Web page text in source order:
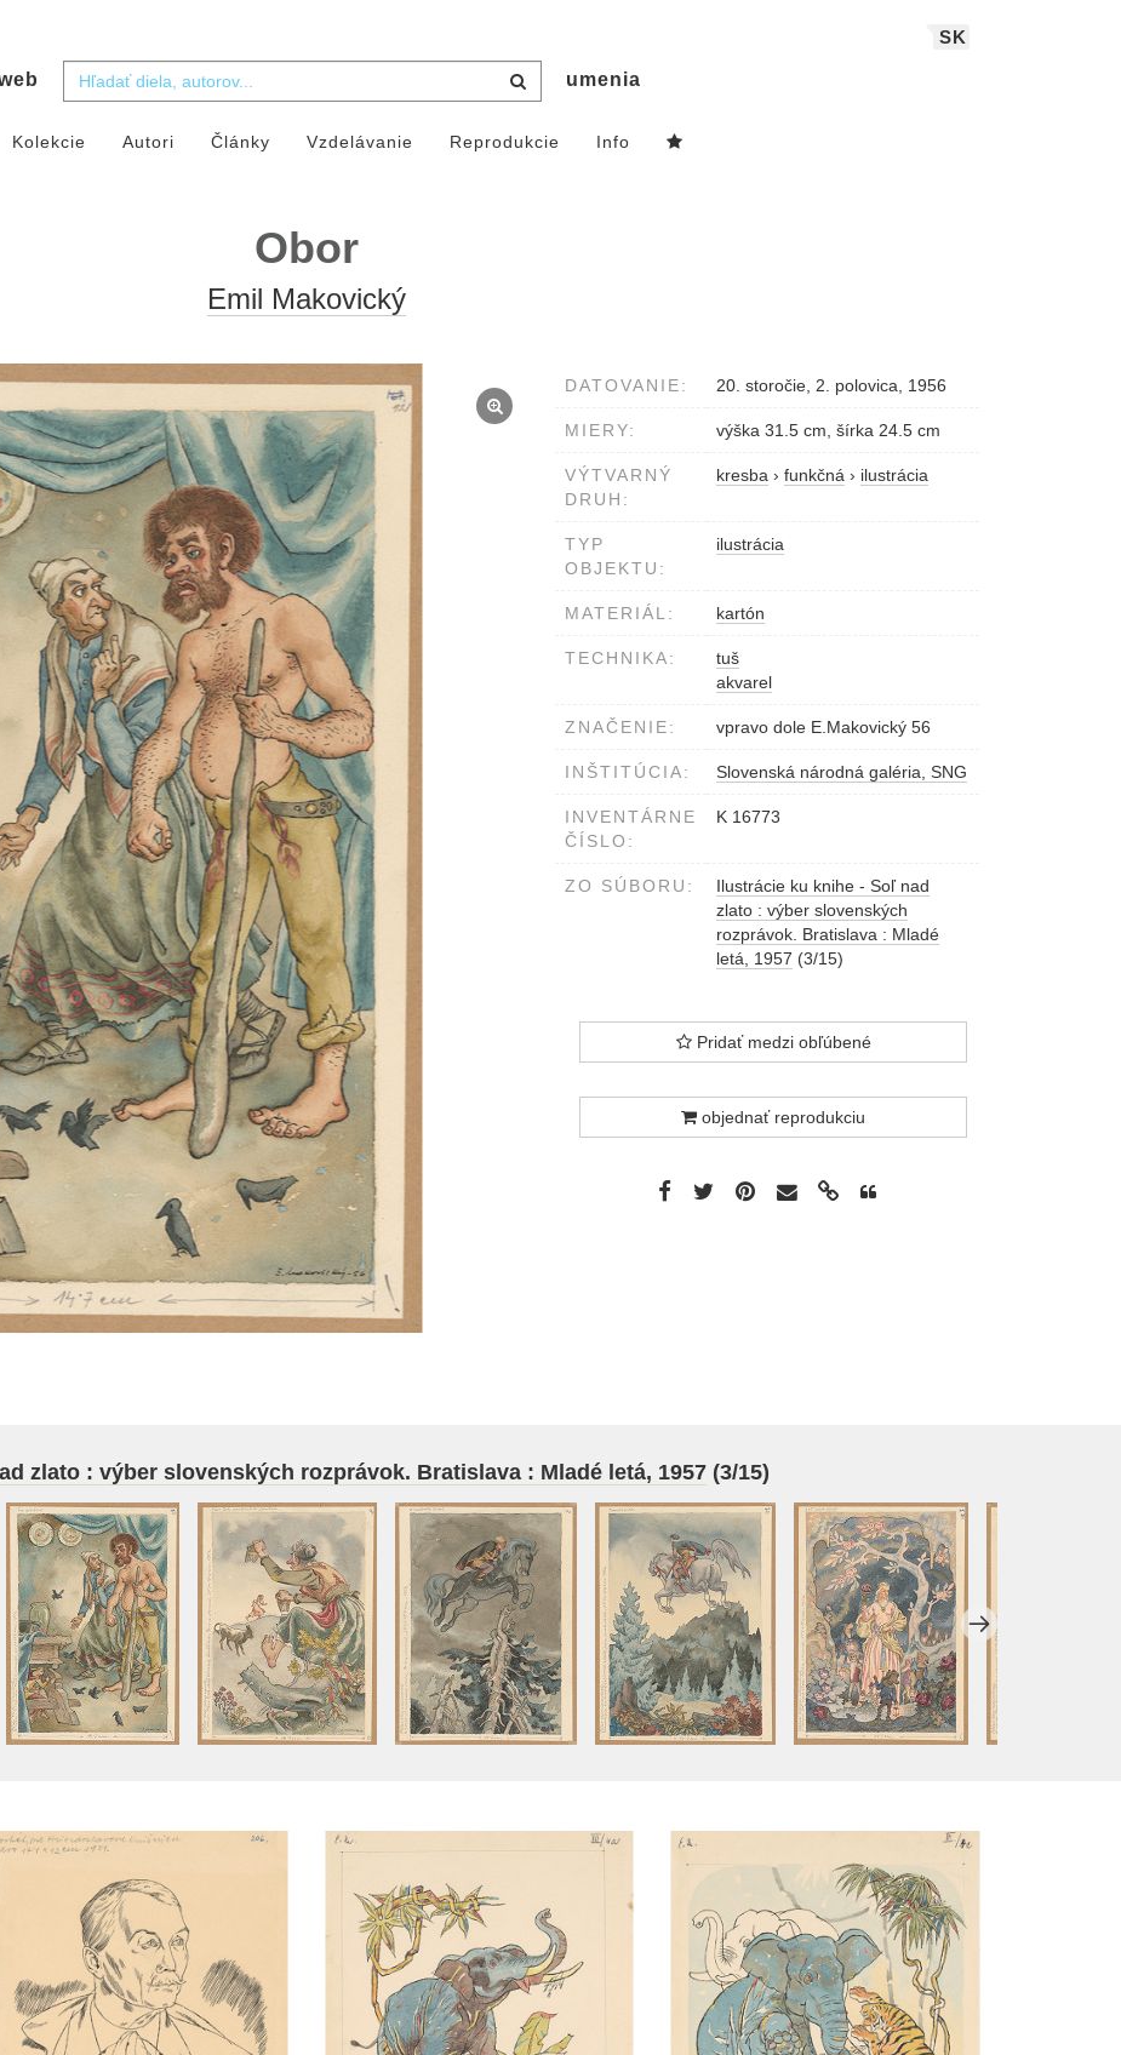
SK
umenia
Kolekcie Autori Články Vzdelávanie Reprodukcie Info
Obor
Emil Makovický
DATOVANIE: 20. storočie, 2. polovica, 1956
MIERY: výška 31.5 cm, šírka 24.5 cm
VÝTVARNÝ
DRUH:
kresba › funkčná › ilustrácia
TYP
OBJEKTU:
ilustrácia
MATERIÁL: kartón
TECHNIKA:
tuš
akvarel
ZNAČENIE: vpravo dole E.Makovický 56
INŠTITÚCIA: Slovenská národná galéria, SNG
INVENTÁRNE
ČÍSLO:
K 16773
ZO SÚBORU:
Ilustrácie ku knihe - Soľ nad
zlato : výber slovenských
rozprávok. Bratislava : Mladé
letá, 1957 (3/15)
Pridať medzi obľúbené
objednať reprodukciu
zlato : výber slovenských rozprávok. Bratislava : Mladé letá, 1957 (3/15)